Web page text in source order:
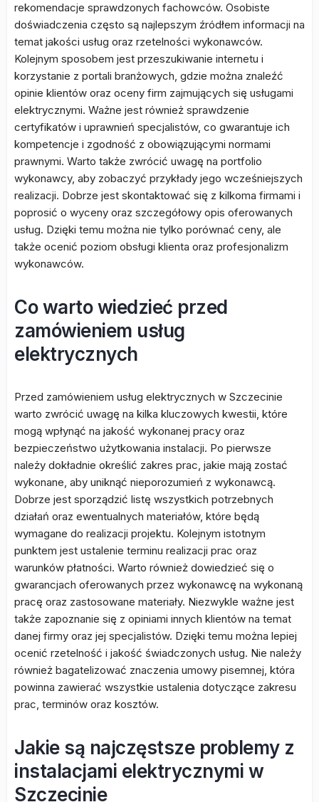
rekomendacje sprawdzonych fachowców. Osobiste
doświadczenia często są najlepszym źródłem informacji na
temat jakości usług oraz rzetelności wykonawców.
Kolejnym sposobem jest przeszukiwanie internetu i
korzystanie z portali branżowych, gdzie można znaleźć
opinie klientów oraz oceny firm zajmujących się usługami
elektrycznymi. Ważne jest również sprawdzenie
certyfikatów i uprawnień specjalistów, co gwarantuje ich
kompetencje i zgodność z obowiązującymi normami
prawnymi. Warto także zwrócić uwagę na portfolio
wykonawcy, aby zobaczyć przykłady jego wcześniejszych
realizacji. Dobrze jest skontaktować się z kilkoma firmami i
poprosić o wyceny oraz szczegółowy opis oferowanych
usług. Dzięki temu można nie tylko porównać ceny, ale
także ocenić poziom obsługi klienta oraz profesjonalizm
wykonawców.
Co warto wiedzieć przed
zamówieniem usług
elektrycznych
Przed zamówieniem usług elektrycznych w Szczecinie
warto zwrócić uwagę na kilka kluczowych kwestii, które
mogą wpłynąć na jakość wykonanej pracy oraz
bezpieczeństwo użytkowania instalacji. Po pierwsze
należy dokładnie określić zakres prac, jakie mają zostać
wykonane, aby uniknąć nieporozumień z wykonawcą.
Dobrze jest sporządzić listę wszystkich potrzebnych
działań oraz ewentualnych materiałów, które będą
wymagane do realizacji projektu. Kolejnym istotnym
punktem jest ustalenie terminu realizacji prac oraz
warunków płatności. Warto również dowiedzieć się o
gwarancjach oferowanych przez wykonawcę na wykonaną
pracę oraz zastosowane materiały. Niezwykle ważne jest
także zapoznanie się z opiniami innych klientów na temat
danej firmy oraz jej specjalistów. Dzięki temu można lepiej
ocenić rzetelność i jakość świadczonych usług. Nie należy
również bagatelizować znaczenia umowy pisemnej, która
powinna zawierać wszystkie ustalenia dotyczące zakresu
prac, terminów oraz kosztów.
Jakie są najczęstsze problemy z
instalacjami elektrycznymi w
Szczecinie